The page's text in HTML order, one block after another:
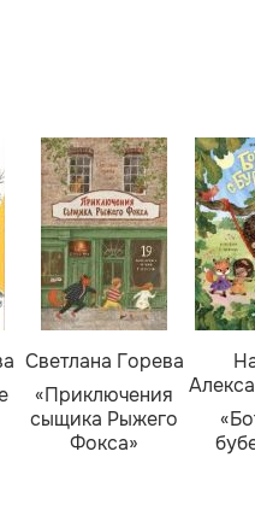
Светлана Горева
«Приключения
сыщика Рыжего
Фокса»